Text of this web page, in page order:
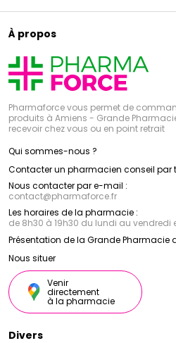
À propos
Pharmaforce vous permet de
produits à Amiens - Grande
recevoir chez vous ou en point retrait
Qui sommes-nous ?
Contacter un pharmacien conseil par
Nous contacter par e-mail :
contact@pharmaforce.fr
Les horaires de la pharmacie :
de 8h30 à 19h30 du lundi au vendredi
Présentation de la Grande Pharmacie
Nous situer
Venir
directement
à la pharmacie
Divers